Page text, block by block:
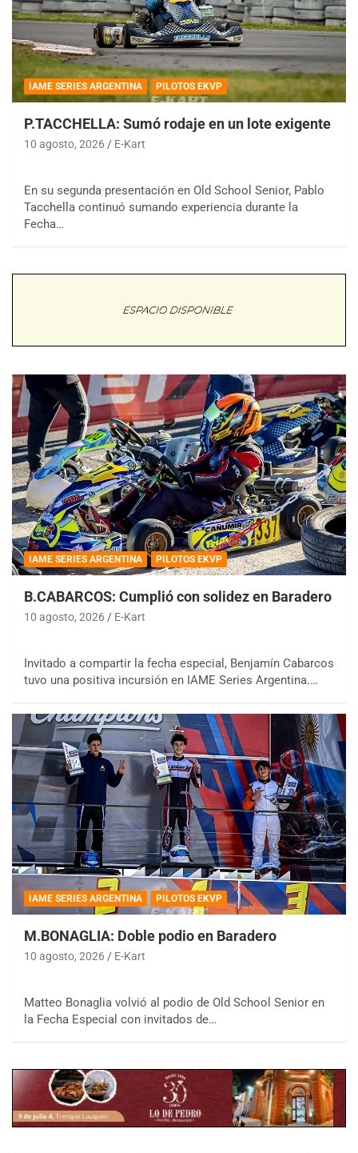
IAME SERIES ARGENTINA PILOTOS EKVP
P.TACCHELLA: Sumó rodaje en un lote exigente
10 agosto, 2026 E-Kart
En su segunda presentación en Old School Senior, Pablo
Tacchella continuó sumando experiencia durante la
Fecha…
IAME SERIES ARGENTINA PILOTOS EKVP
B.CABARCOS: Cumplió con solidez en Baradero
10 agosto, 2026 E-Kart
Invitado a compartir la fecha especial, Benjamín Cabarcos
tuvo una positiva incursión en IAME Series Argentina.…
IAME SERIES ARGENTINA PILOTOS EKVP
M.BONAGLIA: Doble podio en Baradero
10 agosto, 2026 E-Kart
Matteo Bonaglia volvió al podio de Old School Senior en
la Fecha Especial con invitados de…